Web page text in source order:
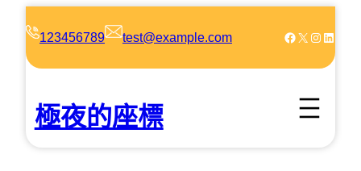
123456789 test@example.com Facebook X Instagram LinkedIn
極夜的座標